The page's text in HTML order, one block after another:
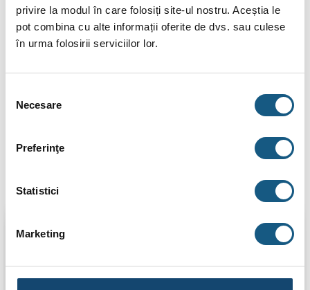
privire la modul în care folosiți site-ul nostru. Aceștia le
pot combina cu alte informații oferite de dvs. sau culese
în urma folosirii serviciilor lor.
consimțământului
Necesare
Preferinţe
Statistici
Marketing
DESCRIERE
INFORMAȚII SUPLIMENTARE
Produse similare